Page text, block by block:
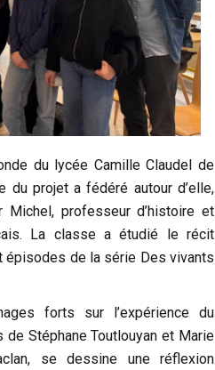
du lycée Camille Claudel de
du projet a fédéré autour d’elle,
Michel, professeur d’histoire et
La classe a étudié le récit
épisodes de la série Des vivants
forts sur l’expérience du
Stéphane Toutlouyan et Marie
se dessine une réflexion